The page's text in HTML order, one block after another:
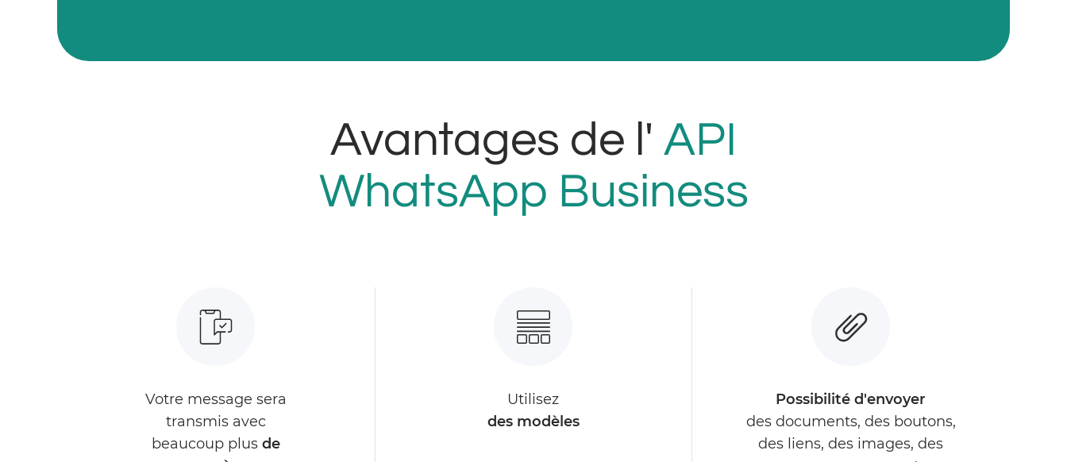
Avantages de l' API
WhatsApp Business
Votre message sera
transmis avec
beaucoup plus de
Utilisez
des modèles
Possibilité d'envoyer
des documents, des boutons,
des liens, des images, des